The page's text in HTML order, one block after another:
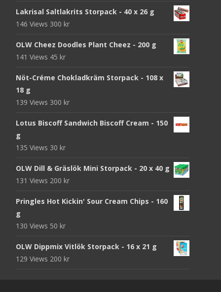
Lakrisal Saltlakrits Storpack - 40 x 26 g
146 Views 300 kr
OLW Cheez Doodles Plant Cheez - 200 g
141 Views 45 kr
Nöt-Créme Chokladkräm Storpack - 108 x
18 g
139 Views 300 kr
Lotus Biscoff Sandwich Biscoff Cream - 150
g
135 Views 30 kr
OLW Dill & Gräslök Mini Storpack - 20 x 40 g
131 Views 200 kr
Pringles Hot Kickin' Sour Cream Chips - 160
g
130 Views 50 kr
OLW Dippmix Vitlök Storpack - 16 x 21 g
129 Views 200 kr